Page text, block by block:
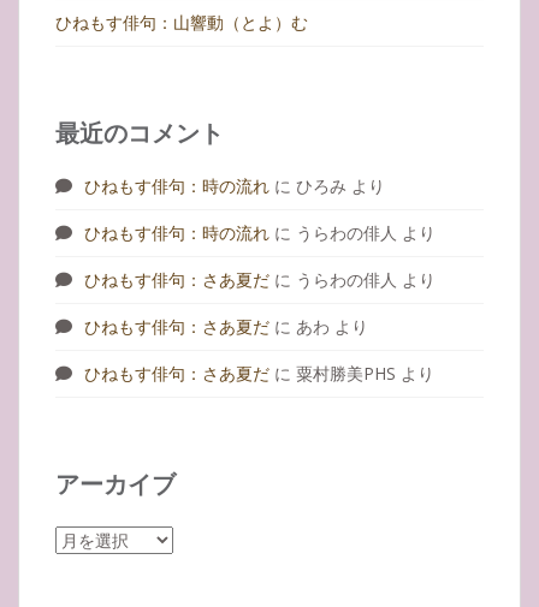
ひねもす俳句：山響動（とよ）む
最近のコメント
ひねもす俳句：時の流れ に ひろみ より
ひねもす俳句：時の流れ に うらわの俳人 より
ひねもす俳句：さあ夏だ に うらわの俳人 より
ひねもす俳句：さあ夏だ に あわ より
ひねもす俳句：さあ夏だ に 粟村勝美PHS より
アーカイブ
ア